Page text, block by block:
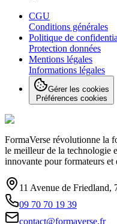
CGU
Conditions générales
Politique de
Protection données
Mentions légales
Informations légales
Gérer les cookies
Préférences cookies
FormaVerse révolutionne la
le meilleur de la technologie
innovante pour formateurs et
11 Avenue de Friedland,
09 70 70 19 39
contact@formaverse.fr